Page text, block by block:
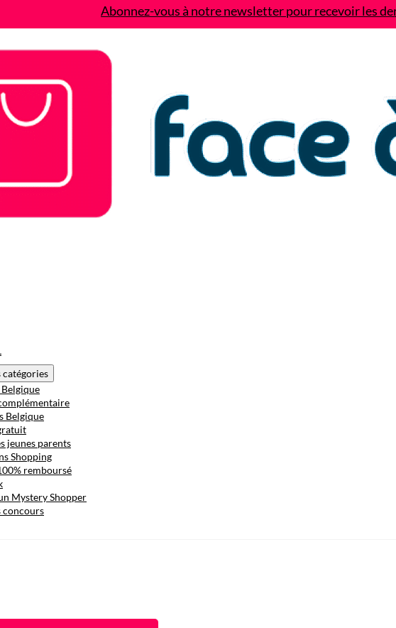
Abonnez-vous à notre newsletter pour recevoir les
Belgique
jeunes parents
Shopping
remboursé
Mystery Shopper
concours